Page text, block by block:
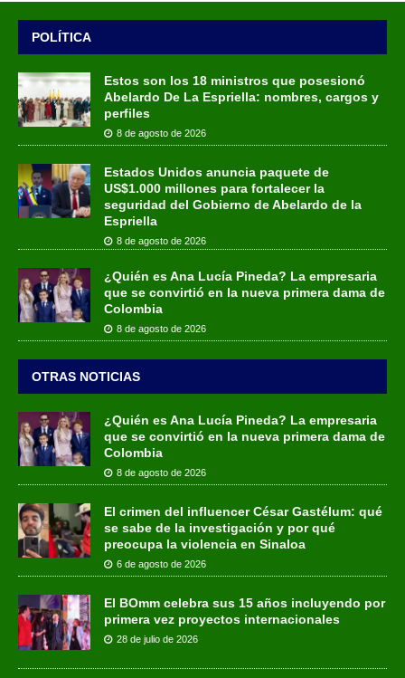
POLÍTICA
Estos son los 18 ministros que posesionó
Abelardo De La Espriella: nombres, cargos y
perfiles
8 de agosto de 2026
Estados Unidos anuncia paquete de
US$1.000 millones para fortalecer la
seguridad del Gobierno de Abelardo de la
Espriella
8 de agosto de 2026
¿Quién es Ana Lucía Pineda? La empresaria
que se convirtió en la nueva primera dama de
Colombia
8 de agosto de 2026
OTRAS NOTICIAS
¿Quién es Ana Lucía Pineda? La empresaria
que se convirtió en la nueva primera dama de
Colombia
8 de agosto de 2026
El crimen del influencer César Gastélum: qué
se sabe de la investigación y por qué
preocupa la violencia en Sinaloa
6 de agosto de 2026
El BOmm celebra sus 15 años incluyendo por
primera vez proyectos internacionales
28 de julio de 2026